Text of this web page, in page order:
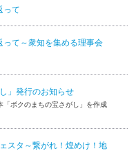
って
って～衆知を集める理事会
」発行のお知らせ
「ボクのまちの宝さがし」を作成
スタ～繋がれ！煌めけ！地